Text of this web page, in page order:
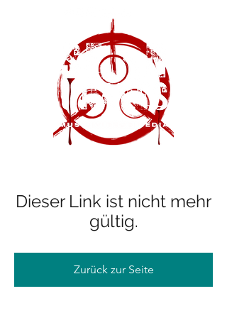
Dieser Link ist nicht mehr
gültig.
Zurück zur Seite